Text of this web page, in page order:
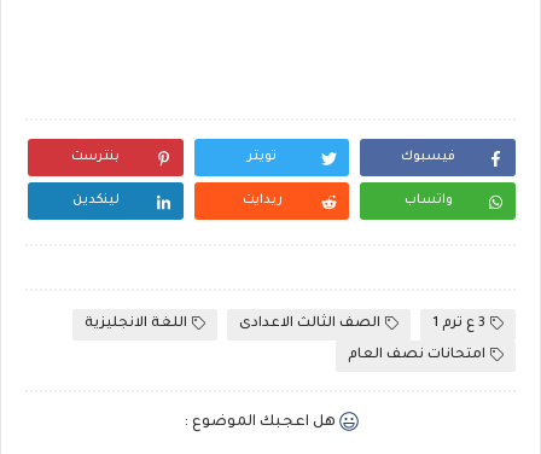
فيسبوك تويتر بنترست
واتساب ريدايت لينكدين
3 ع ترم 1 الصف الثالث الاعدادى
اللغة الانجليزية
امتحانات نصف العام
هل اعجبك الموضوع :